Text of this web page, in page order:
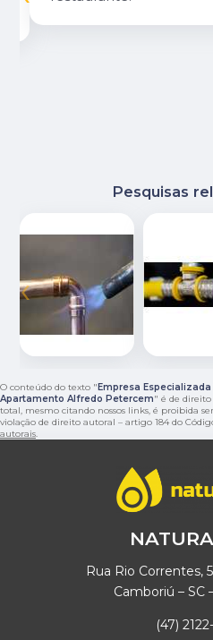
Pesquisas
‹
O conteúdo do texto " Empresa
Apartamento Alfredo Petercem" é de direito
total, mesmo citando nossos links, é proibida
violação de direito autoral – artigo 184 do
autorais.
Rua Rio Correntes,
Camboriú – SC
(47)